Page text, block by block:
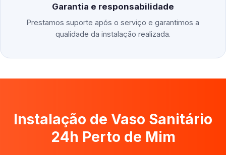
Garantia e responsabilidade
Prestamos suporte após o serviço e garantimos a
qualidade da instalação realizada.
Instalação de Vaso Sanitário
24h Perto de Mim